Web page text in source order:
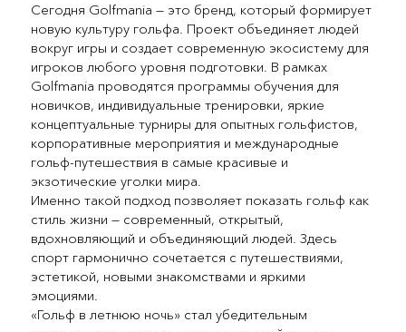
Сегодня Golfmania — это бренд, который формирует
новую культуру гольфа. Проект объединяет людей
вокруг игры и создает современную экосистему для
игроков любого уровня подготовки. В рамках
Golfmania проводятся программы обучения для
новичков, индивидуальные тренировки, яркие
концептуальные турниры для опытных гольфистов,
корпоративные мероприятия и международные
гольф-путешествия в самые красивые и
экзотические уголки мира.
Именно такой подход позволяет показать гольф как
стиль жизни — современный, открытый,
вдохновляющий и объединяющий людей. Здесь
спорт гармонично сочетается с путешествиями,
эстетикой, новыми знакомствами и яркими
эмоциями.
«Гольф в летнюю ночь» стал убедительным